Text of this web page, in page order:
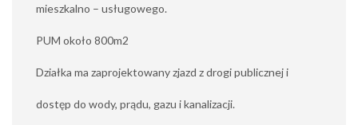
mieszkalno – usługowego.
PUM około 800m2
Działka ma zaprojektowany zjazd z drogi publicznej i
dostęp do wody, prądu, gazu i kanalizacji.